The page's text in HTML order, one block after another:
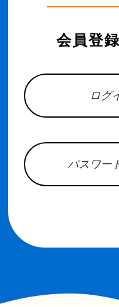
会員登
ログ
パスワー